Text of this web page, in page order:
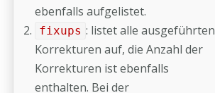
ebenfalls aufgelistet.
fixups : listet alle ausgeführten
Korrekturen auf, die Anzahl der
Korrekturen ist ebenfalls
enthalten. Bei der